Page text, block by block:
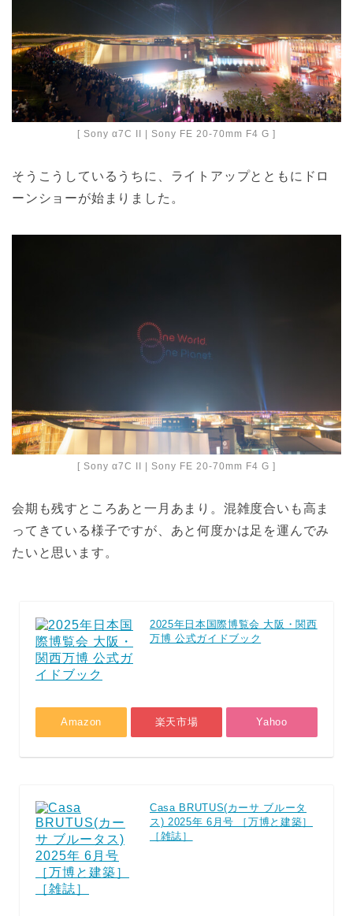
[ Sony α7C II | Sony FE 20-70mm F4 G ]
そうこうしているうちに、ライトアップとともにドロ
ーンショーが始まりました。
[ Sony α7C II | Sony FE 20-70mm F4 G ]
会期も残すところあと一月あまり。混雑度合いも高ま
ってきている様子ですが、あと何度かは足を運んでみ
たいと思います。
2025年日本国際博覧会 大阪・関西
万博 公式ガイドブック
Amazon 楽天市場 Yahoo
Casa BRUTUS(カーサ ブルータ
ス) 2025年 6月号 ［万博と建築］
［雑誌］